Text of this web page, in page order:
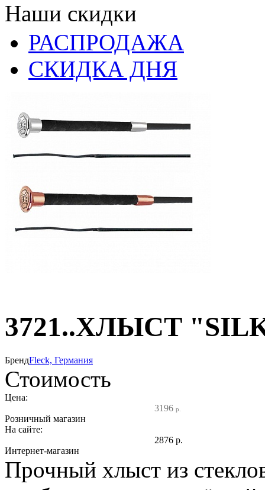
Наши скидки
РАСПРОДАЖА
СКИДКА ДНЯ
3721..ХЛЫСТ
БрендFleck, Германия
Стоимость
Цена:
Розничный магазин
3196 р.
На сайте:
Интернет-магазин
2876 р.
Прочный хлыст из